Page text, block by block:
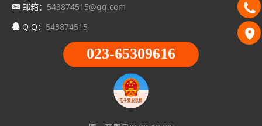
邮箱： 543874515@qq.com
Q Q： 543874515
023-65309616